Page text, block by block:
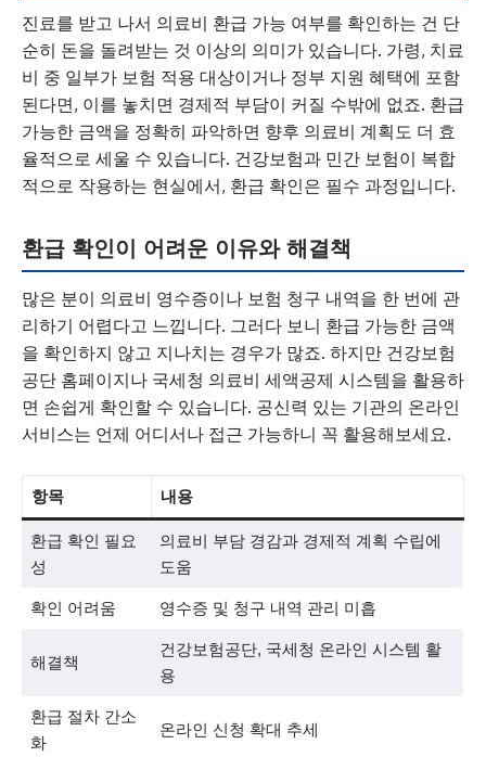
진료를 받고 나서 의료비 환급 가능 여부를 확인하는 건 단
순히 돈을 돌려받는 것 이상의 의미가 있습니다. 가령, 치료
비 중 일부가 보험 적용 대상이거나 정부 지원 혜택에 포함
된다면, 이를 놓치면 경제적 부담이 커질 수밖에 없죠. 환급
가능한 금액을 정확히 파악하면 향후 의료비 계획도 더 효
율적으로 세울 수 있습니다. 건강보험과 민간 보험이 복합
적으로 작용하는 현실에서, 환급 확인은 필수 과정입니다.
환급 확인이 어려운 이유와 해결책
많은 분이 의료비 영수증이나 보험 청구 내역을 한 번에 관
리하기 어렵다고 느낍니다. 그러다 보니 환급 가능한 금액
을 확인하지 않고 지나치는 경우가 많죠. 하지만 건강보험
공단 홈페이지나 국세청 의료비 세액공제 시스템을 활용하
면 손쉽게 확인할 수 있습니다. 공신력 있는 기관의 온라인
서비스는 언제 어디서나 접근 가능하니 꼭 활용해보세요.
항목 내용
환급 확인 필요
성
의료비 부담 경감과 경제적 계획 수립에
도움
확인 어려움 영수증 및 청구 내역 관리 미흡
해결책
건강보험공단, 국세청 온라인 시스템 활
용
환급 절차 간소
화
온라인 신청 확대 추세